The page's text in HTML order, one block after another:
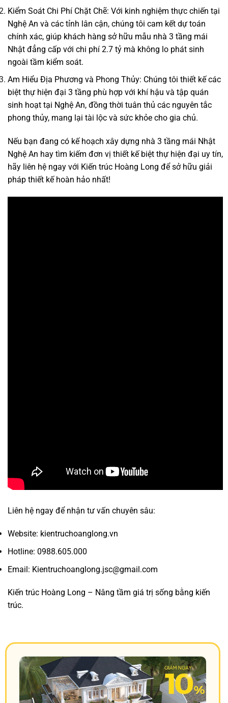
Kiểm Soát Chi Phí Chặt Chẽ: Với kinh nghiệm thực chiến tại
Nghệ An và các tỉnh lân cận, chúng tôi cam kết dự toán
chính xác, giúp khách hàng sở hữu mẫu nhà 3 tầng mái
Nhật đẳng cấp với chi phí 2.7 tỷ mà không lo phát sinh
ngoài tầm kiểm soát.
Am Hiểu Địa Phương và Phong Thủy: Chúng tôi thiết kế các
biệt thự hiện đại 3 tầng phù hợp với khí hậu và tập quán
sinh hoạt tại Nghệ An, đồng thời tuân thủ các nguyên tắc
phong thủy, mang lại tài lộc và sức khỏe cho gia chủ.
Nếu bạn đang có kế hoạch xây dựng nhà 3 tầng mái Nhật
Nghệ An hay tìm kiếm đơn vị thiết kế biệt thự hiện đại uy tín,
hãy liên hệ ngay với Kiến trúc Hoàng Long để sở hữu giải
pháp thiết kế hoàn hảo nhất!
Liên hệ ngay để nhận tư vấn chuyên sâu:
Website: kientruchoanglong.vn
Hotline: 0988.605.000
Email: Kientruchoanglong.jsc@gmail.com
Kiến trúc Hoàng Long – Nâng tầm giá trị sống bằng kiến
trúc.